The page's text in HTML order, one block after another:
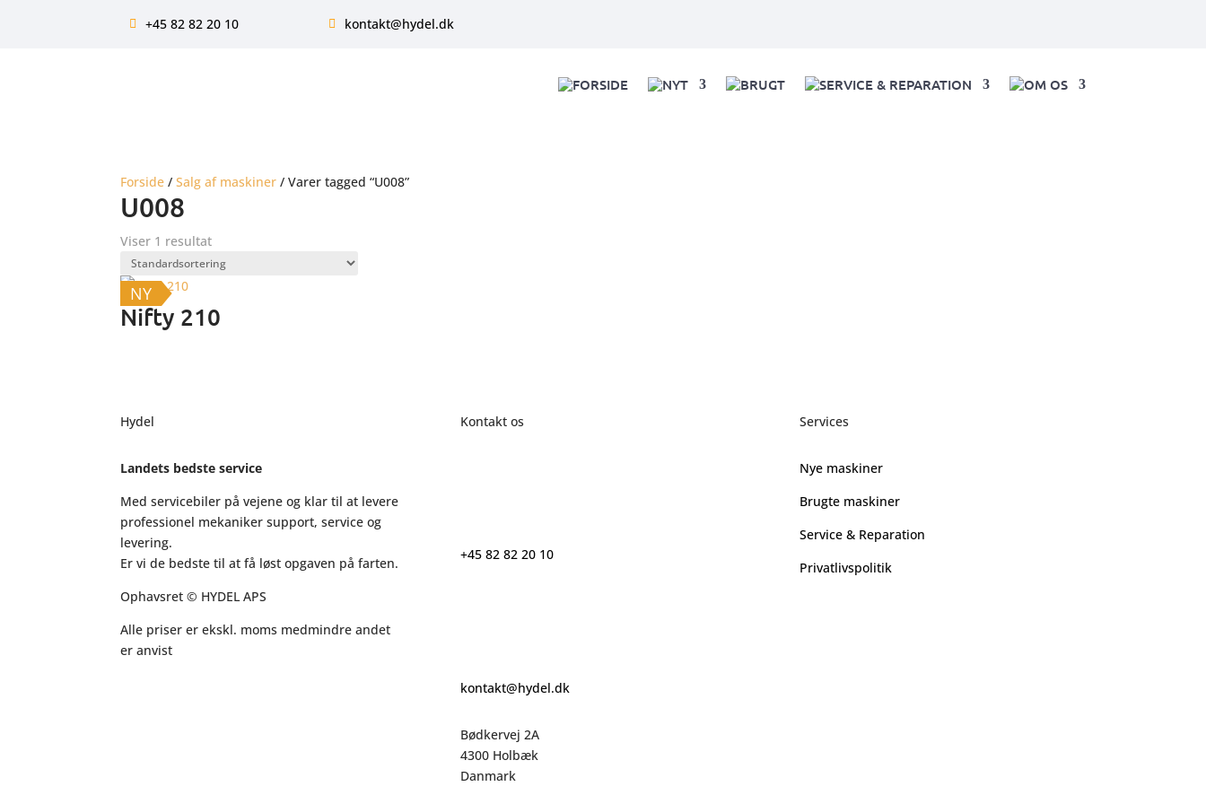
+45 82 82 20 10 kontakt@hydel.dk
FORSIDE NYT BRUGT SERVICE & REPARATION OM OS
Forside /Salg af maskiner / Varer tagged “U008”
U008
Viser 1 resultat
NY
Nifty 210
Hydel
Landets bedste service
Med servicebiler på vejene og klar til at levere
professionel mekaniker support, service og
levering.
Er vi de bedste til at få løst opgaven på farten.
Ophavsret © HYDEL APS
Alle priser er ekskl. moms medmindre andet
er anvist
Kontakt os
+45 82 82 20 10
kontakt@hydel.dk
Bødkervej 2A
4300 Holbæk
Danmark
Services
Nye maskiner
Brugte maskiner
Service & Reparation
Privatlivspolitik